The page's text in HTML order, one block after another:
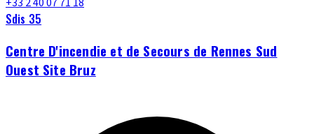
Sdis 35
Centre D'incendie et de Secours de Rennes Sud
Ouest Site Bruz